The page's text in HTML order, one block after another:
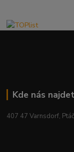
Kde nás
407 47 Varnsdorf,